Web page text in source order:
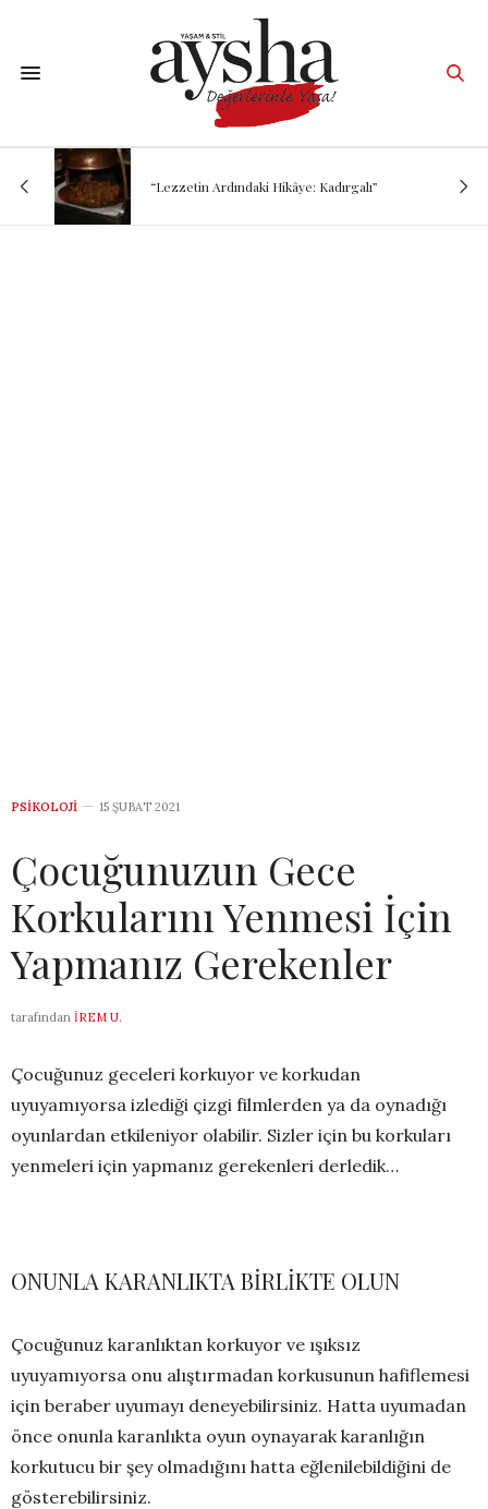
“Lezzetin Ardındaki Hikâye: Kadırgalı”
PSIKOLOJI 15 ŞUBAT 2021
Çocuğunuzun Gece
Korkularını Yenmesi İçin
Yapmanız Gerekenler
tarafından İREM U.
Çocuğunuz geceleri korkuyor ve korkudan
uyuyamıyorsa izlediği çizgi filmlerden ya da oynadığı
oyunlardan etkileniyor olabilir. Sizler için bu korkuları
yenmeleri için yapmanız gerekenleri derledik…
ONUNLA KARANLIKTA BİRLİKTE OLUN
Çocuğunuz karanlıktan korkuyor ve ışıksız
uyuyamıyorsa onu alıştırmadan korkusunun hafiflemesi
için beraber uyumayı deneyebilirsiniz. Hatta uyumadan
önce onunla karanlıkta oyun oynayarak karanlığın
korkutucu bir şey olmadığını hatta eğlenilebildiğini de
gösterebilirsiniz.